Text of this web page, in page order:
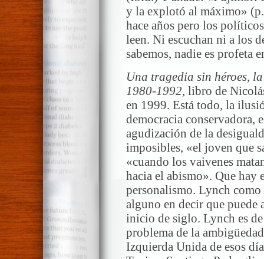
y la explotó al máximo»
hace años pero los
leen. Ni escuchan ni a los
sabemos, nadie es profeta
Una tragedia sin héroes,
1980-1992, libro de
en 1999. Está todo, la
democracia conservadora,
agudización de la
imposibles, «el joven que
«cuando los vaivenes
hacia el abismo». Que hay
personalismo. Lynch
alguno en decir que puede
inicio de siglo. Lynch es
problema de la
Izquierda Unida de esos